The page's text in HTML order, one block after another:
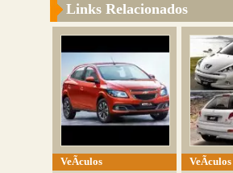
Links Relacionados
VeÃ­culos
VeÃ­culos